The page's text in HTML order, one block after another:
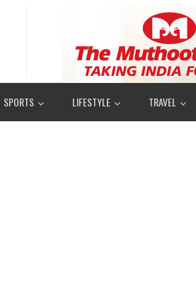
SPORTS LIFESTYLE TRAVEL